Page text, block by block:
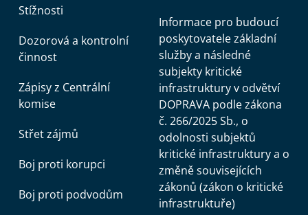
Stížnosti
Dozorová a kontrolní
činnost
Zápisy z Centrální
komise
Střet zájmů
Boj proti korupci
Boj proti podvodům
Informace pro budoucí
poskytovatele základní
služby a následné
subjekty kritické
infrastruktury v odvětví
DOPRAVA podle zákona
č. 266/2025 Sb., o
odolnosti subjektů
kritické infrastruktury a o
změně souvisejících
zákonů (zákon o kritické
infrastruktuře)